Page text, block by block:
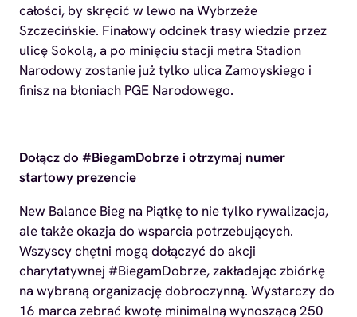
całości, by skręcić w lewo na Wybrzeże
Szczecińskie. Finałowy odcinek trasy wiedzie przez
ulicę Sokolą, a po minięciu stacji metra Stadion
Narodowy zostanie już tylko ulica Zamoyskiego i
finisz na błoniach PGE Narodowego.
Dołącz do #BiegamDobrze i otrzymaj numer
startowy prezencie
New Balance Bieg na Piątkę to nie tylko rywalizacja,
ale także okazja do wsparcia potrzebujących.
Wszyscy chętni mogą dołączyć do akcji
charytatywnej #BiegamDobrze, zakładając zbiórkę
na wybraną organizację dobroczynną. Wystarczy do
16 marca zebrać kwotę minimalną wynoszącą 250